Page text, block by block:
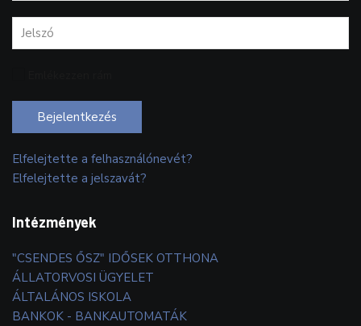
Bejelentkezés
Elfelejtette a felhasználónevét?
Elfelejtette a jelszavát?
Intézmények
"CSENDES ŐSZ" IDŐSEK OTTHONA
ÁLLATORVOSI ÜGYELET
ÁLTALÁNOS ISKOLA
BANKOK - BANKAUTOMATÁK